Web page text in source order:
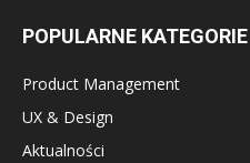
POPULARNE KATEGORIE
Product Management
UX & Design
Aktualności